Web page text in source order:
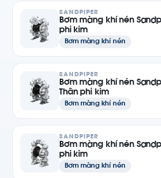
SANDPIPER
Bơm màng khí nén
phi kim
Bơm màng khí nén
SANDPIPER
Bơm màng khí nén
Thân phi kim
Bơm màng khí nén
SANDPIPER
Bơm màng khí nén
phi kim
Bơm màng khí nén